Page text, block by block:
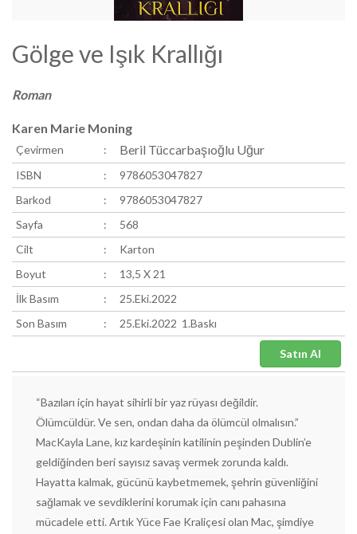
Gölge ve Işık Krallığı
Roman
Karen Marie Moning
Çevirmen : Beril Tüccarbaşıoğlu Uğur
ISBN :
9786053047827
Barkod
:
9786053047827
Sayfa
:
568
Cilt
:
Karton
Boyut
:
13,5 X 21
İlk Basım
:
25.Eki.2022
Son Basım
: 25.Eki.2022 1.Baskı
“Bazıları için hayat sihirli bir yaz rüyası değildir.
Ölümcüldür. Ve sen, ondan daha da ölümcül olmalısın.”
MacKayla Lane, kız kardeşinin katilinin peşinden Dublin’e
geldiğinden beri sayısız savaş vermek zorunda kaldı.
Hayatta kalmak, gücünü kaybetmemek, şehrin güvenliğini
sağlamak ve sevdiklerini korumak için canı pahasına
mücadele etti. Artık Yüce Fae Kraliçesi olan Mac, şimdiye